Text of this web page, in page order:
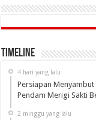
Timeline
4 hari yang lalu
Persiapan Menyambut
Pendam Merigi Sakti
2 minggu yang lalu